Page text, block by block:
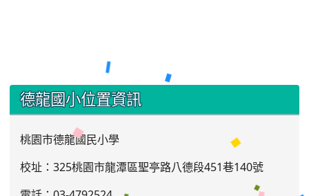
::: 德龍國小位置資訊
桃園市德龍國民小學
校址：325桃園市龍潭區聖亭路八德段451巷140號